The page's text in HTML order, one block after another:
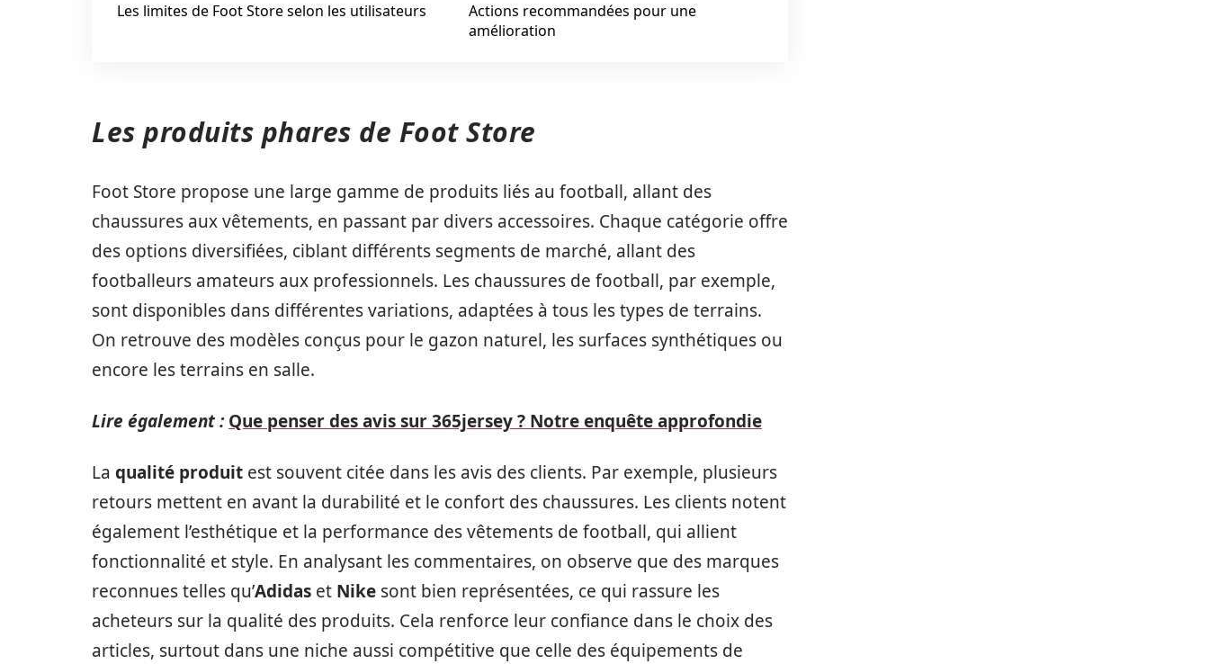
Les limites de Foot Store selon les utilisateurs
Actions recommandées pour une
amélioration
Les produits phares de Foot Store
Foot Store propose une large gamme de produits liés au football, allant des
chaussures aux vêtements, en passant par divers accessoires. Chaque catégorie offre
des options diversifiées, ciblant différents segments de marché, allant des
footballeurs amateurs aux professionnels. Les chaussures de football, par exemple,
sont disponibles dans différentes variations, adaptées à tous les types de terrains.
On retrouve des modèles conçus pour le gazon naturel, les surfaces synthétiques ou
encore les terrains en salle.
Lire également : Que penser des avis sur 365jersey ? Notre enquête approfondie
La qualité produit est souvent citée dans les avis des clients. Par exemple, plusieurs
retours mettent en avant la durabilité et le confort des chaussures. Les clients notent
également l’esthétique et la performance des vêtements de football, qui allient
fonctionnalité et style. En analysant les commentaires, on observe que des marques
reconnues telles qu’Adidas et Nike sont bien représentées, ce qui rassure les
acheteurs sur la qualité des produits. Cela renforce leur confiance dans le choix des
articles, surtout dans une niche aussi compétitive que celle des équipements de